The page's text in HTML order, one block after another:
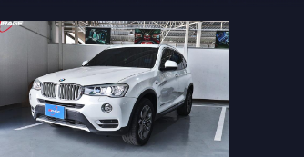
SnapDragon680 8 Core ใหม่สุดดีสุด
Ram 8 Rom 256GB จอแบบตั้ง 12 นิ้ว
ชนิดจอ Blu-ray AntiGlare IPS screenให้
ภาพคมชัดทุกมุมมอง สู้แสงได้เป็นอย่างดี
รองรับการเล่นไฟล์ 4K แบ่งหน้าจอได้ 2 จอ
พร้อมกัน ทัสสกรีน 5 จุด รองรับ
ซิม4GแบบLTE ใส่ซิมเล่นเน็ทได้ทันที
รองรับWIFI เชื่อมต่อ WIFI เข้ากับมือถือ